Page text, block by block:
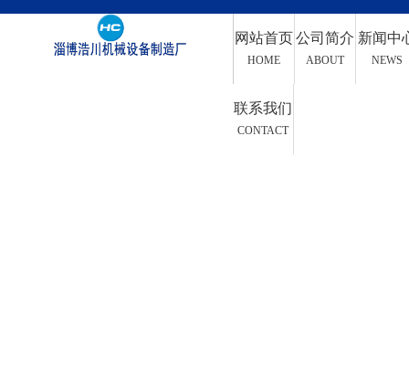
网站首页
HOME
公司简介
ABOUT
新闻中
NEWS
联系我们
CONTACT